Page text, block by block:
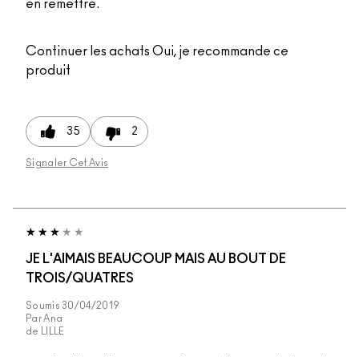
en remettre.
Continuer les achats Oui, je recommande ce
produit
35 2
Signaler Cet Avis
JE L'AIMAIS BEAUCOUP MAIS AU BOUT DE
TROIS/QUATRES
Soumis30/04/2019
ParAna
de
LILLE